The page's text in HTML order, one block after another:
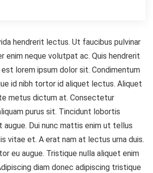
hendrerit lectus. Ut faucibus pulvinar
enim neque volutpat ac. Quis hendrerit
lorem ipsum dolor sit. Condimentum
id nibh tortor id aliquet lectus. Aliquet
metus dictum at. Consectetur
purus sit. Tincidunt lobortis
augue. Dui nunc mattis enim ut tellus
vitae et. A erat nam at lectus urna duis.
eu augue. Tristique nulla aliquet enim
diam donec adipiscing tristique